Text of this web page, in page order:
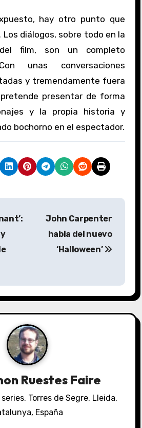
hay otro punto que
diálogos, sobre todo en la
film, son un completo
unas conversaciones
y tremendamente fuera
presentar de forma
y la propia historia y
bochorno en el espectador.
John Carpenter
habla del nuevo
‘Halloween’
Ruestes Faire
Torres de Segre, Lleida,
España